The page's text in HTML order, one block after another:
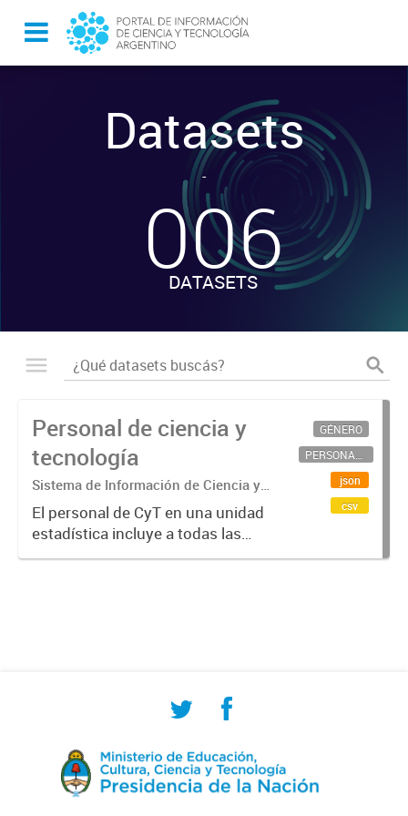
Datasets
-
006
DATASETS
Personal de ciencia y
tecnología
Sistema de Información de Ciencia y
Tecnología Argentino (SICYTAR)
El personal de CyT en una unidad
estadística incluye a todas las
personas involucradas
GÉNERO
PERSONAL CIENTÍFICO-TECNOLÓGICO
json
csv